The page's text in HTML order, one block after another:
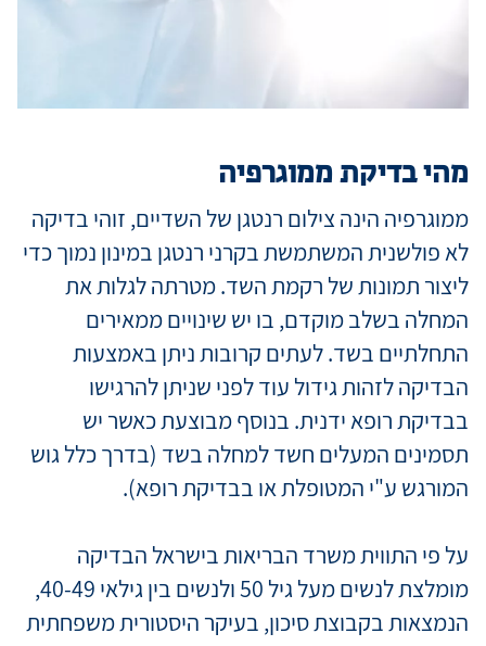
קריירה
כניסת
מהי בדיקת ממוגרפיה
ממוגרפיה הינה צילום רנטגן של השדיים, זוהי בדיקה
לא פולשנית המשתמשת בקרני רנטגן במינון נמוך כדי
ליצור תמונות של רקמת השד. מטרתה לגלות את
המחלה בשלב מוקדם, בו יש שינויים ממאירים
התחלתיים בשד. לעתים קרובות ניתן באמצעות
הבדיקה לזהות גידול עוד לפני שניתן להרגישו
בבדיקת רופא ידנית. בנוסף מבוצעת כאשר יש
תסמינים המעלים חשד למחלה בשד (בדרך כלל גוש
המורגש ע"י המטופלת או בבדיקת רופא).
על פי התווית משרד הבריאות בישראל הבדיקה
מומלצת לנשים מעל גיל 50 ולנשים בין גילאי 40-49,
הנמצאות בקבוצת סיכון, בעיקר היסטורית משפחתית